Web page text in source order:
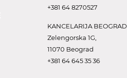
+381 64 8270527
KANCELARIJA BEOGRAD
Zelengorska 1G,
11070 Beograd
+381 64 645 35 36